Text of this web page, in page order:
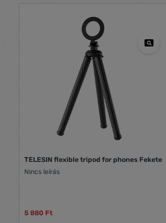
TELESIN flexible tripod for phones Fekete
Nincs leírás
5 880 Ft